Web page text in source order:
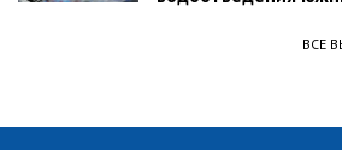
ВСЕ